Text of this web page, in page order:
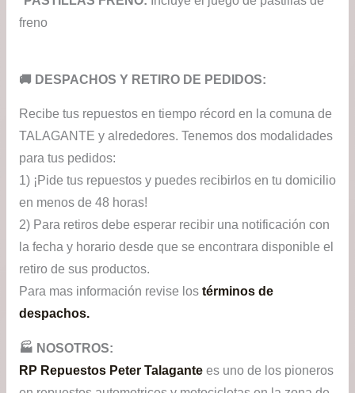
freno
​🚚​ DESPACHOS Y RETIRO DE PEDIDOS:
Recibe tus repuestos en tiempo récord en la comuna de
TALAGANTE y alrededores. Tenemos dos modalidades
para tus pedidos:
1) ¡Pide tus repuestos y puedes recibirlos en tu domicilio
en menos de 48 horas!
2) Para retiros debe esperar recibir una notificación con
la fecha y horario desde que se encontrara disponible el
retiro de sus productos.
Para mas información revise los términos de
despachos.
🏭​ NOSOTROS:
RP Repuestos Peter Talagante es uno de los pioneros